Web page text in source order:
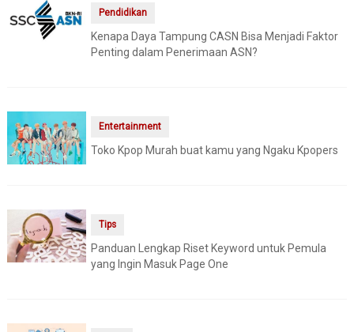
Pendidikan
Kenapa Daya Tampung CASN Bisa Menjadi Faktor
Penting dalam Penerimaan ASN?
Entertainment
Toko Kpop Murah buat kamu yang Ngaku Kpopers
Tips
Panduan Lengkap Riset Keyword untuk Pemula
yang Ingin Masuk Page One